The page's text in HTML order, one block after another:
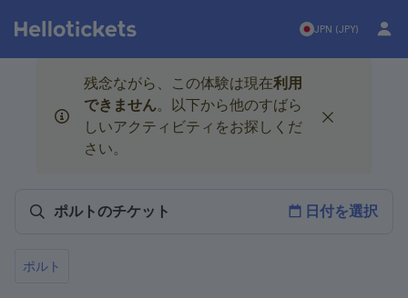
JPN (JPY)
残念ながら、この体験は現在利用
できません。以下から他のすばら
しいアクティビティをお探しくだ
さい。
日付を選択
ポルト